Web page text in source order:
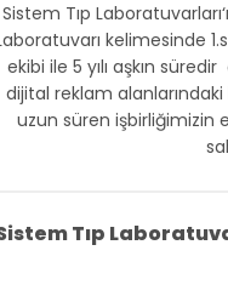
Sistem Tıp
kelimesinde
ekibi ile 5 yılı aşkın
dijital reklam
uzun süren işbirliğimizin
Tıp